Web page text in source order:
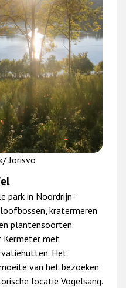
Jorisvo
park in Noordrijn-
kratermeren
plantensoorten.
Kermeter met
Het
van het bezoeken
locatie Vogelsang.